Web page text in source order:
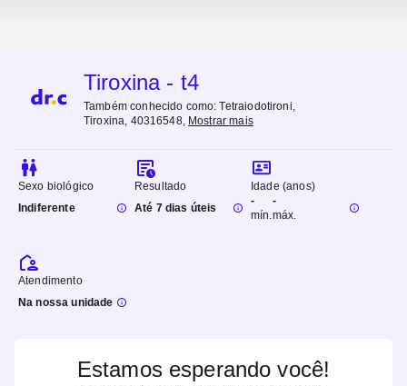
Tiroxina - t4
Também conhecido como:Tetraiodotironi,
Tiroxina, 40316548, Mostrar mais
Sexo biológico
Indiferente
Resultado
Até 7 dias úteis
Idade (anos)
-
mín.
-
máx.
Atendimento
Na nossa unidade
Estamos esperando você!